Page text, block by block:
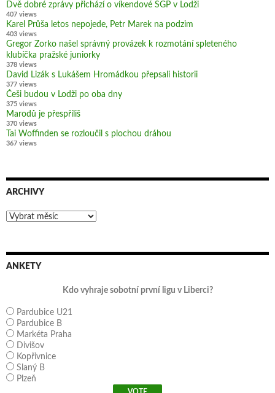
Dvě dobré zprávy přichází o víkendové SGP v Lodži
407 views
Karel Průša letos nepojede, Petr Marek na podzim
403 views
Gregor Zorko našel správný provázek k rozmotání spleteného
klubíčka pražské juniorky
378 views
David Lizák s Lukášem Hromádkou přepsali historii
377 views
Češi budou v Lodži po oba dny
375 views
Marodů je přespříliš
370 views
Tai Woffinden se rozloučil s plochou dráhou
367 views
ARCHIVY
Archivy
ANKETY
Kdo vyhraje sobotní první ligu v Liberci?
Pardubice U21
Pardubice B
Markéta Praha
Divišov
Kopřivnice
Slaný B
Plzeň